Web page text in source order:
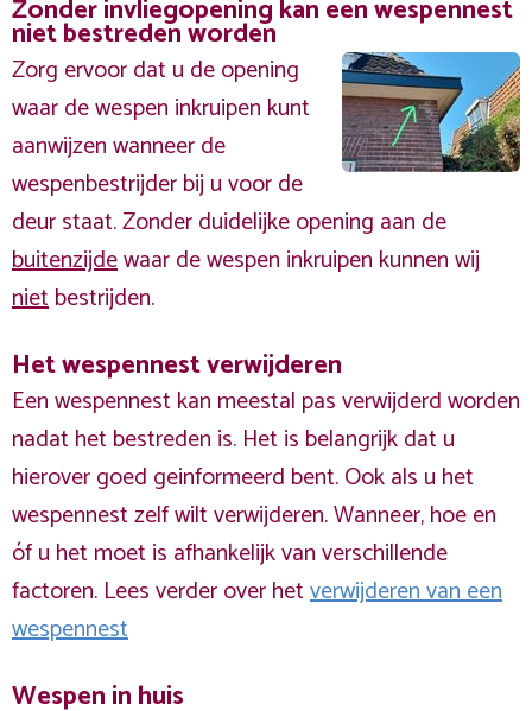
Zonder invliegopening kan een wespennest
niet bestreden worden
Zorg ervoor dat u de opening
waar de wespen inkruipen kunt
aanwijzen wanneer de
wespenbestrijder bij u voor de
deur staat. Zonder duidelijke opening aan de
buitenzijdewaar de wespen inkruipen kunnen wij
nietbestrijden.
Het wespennest verwijderen
Een wespennest kan meestal pas verwijderd worden
nadat het bestreden is. Het is belangrijk dat u
hierover goed geinformeerd bent. Ook als u het
wespennest zelf wilt verwijderen. Wanneer, hoe en
óf u het moet is afhankelijk van verschillende
factoren. Lees verder over hetverwijderen van een
wespennest
Wespen in huis